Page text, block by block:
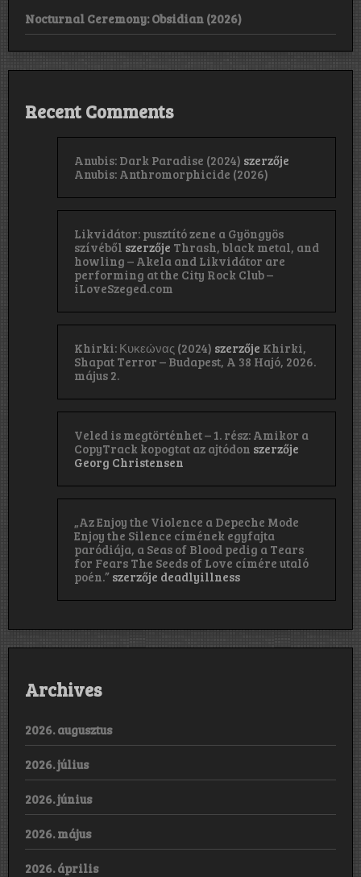
Nocturnal Ceremony: Obsidian (2026)
Recent Comments
Anubis: Dark Paradise (2024) szerzője
Anubis: Anthromorphicide (2026)
Likvidátor: pusztító zene a Gyöngyös
szívéből szerzője Thrash, black metal, and
howling – Akela and Likvidátor are
performing at the City Rock Club –
iLoveSzeged.com
Khirki: Κ​υ​κ​ε​ώ​ν​α​ς (2024) szerzője Khirki,
Shapat Terror – Budapest, A 38 Hajó, 2026.
május 2.
Veled is megtörténhet – 1. rész: Amikor a
CopyTrack kopogtat az ajtódon szerzője
Georg Christensen
„Az Enjoy the Violence a Depeche Mode
Enjoy the Silence címének egyfajta
paródiája, a Seas of Blood pedig a Tears
for Fears The Seeds of Love címére utaló
poén.” szerzője deadlyillness
Archives
2026. augusztus
2026. július
2026. június
2026. május
2026. április